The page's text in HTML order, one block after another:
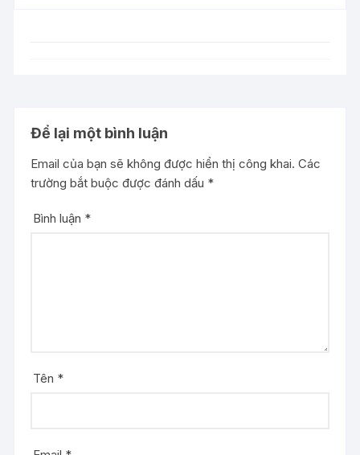
Để lại một bình luận
Email của bạn sẽ không được hiển thị công khai. Các
trường bắt buộc được đánh dấu *
Bình luận *
Tên *